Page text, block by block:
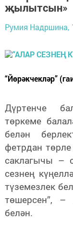
җылытсын»
Румия Надршина,
“Йөрәкчекләр”
Дүртенче
төркеме
белән
фетрдан
саклагычы –
сезнең
түземезлек
төшерсен”, –
белән.